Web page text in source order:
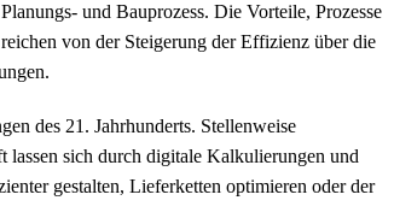
und Bauprozess. Die Vorteile, Prozesse
von der Steigerung der Effizienz über die
des 21. Jahrhunderts. Stellenweise
lassen sich durch digitale Kalkulierungen und
gestalten, Lieferketten optimieren oder der